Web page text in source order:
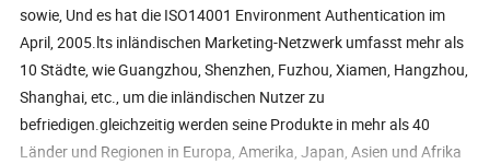
sowie, Und es hat die ISO14001 Environment Authentication im
April, 2005.lts inländischen Marketing-Netzwerk umfasst mehr als
10 Städte, wie Guangzhou, Shenzhen, Fuzhou, Xiamen, Hangzhou,
Shanghai, etc., um die inländischen Nutzer zu
befriedigen.gleichzeitig werden seine Produkte in mehr als 40
Länder und Regionen in Europa, Amerika, Japan, Asien und Afrika